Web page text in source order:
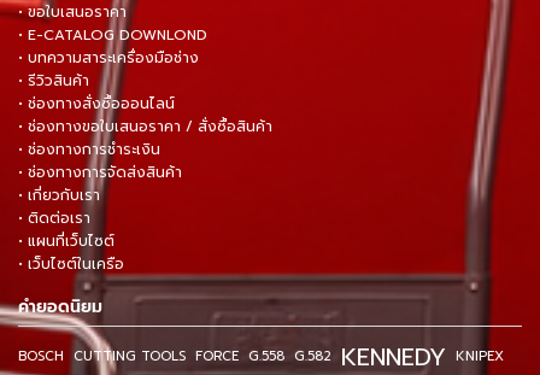
• ขอใบเสนอราคา
• E-CATALOG DOWNLOND
• บทความสาระเครื่องมือช่าง
• รีวิวสินค้า
• ช่องทางสั่งซื้อออนไลน์
• ช่องทางขอใบเสนอราคา / สั่งซื้อสินค้า
• ช่องทางการชำระเงิน
• ช่องทางการจัดส่งสินค้า
• เกี่ยวกับเรา
• ติดต่อเรา
• แผนที่เว็บไซต์
• เว็บไซต์ในเครือ
คำยอดนิยม
BOSCH CUTTING TOOLS FORCE G.558 G.582 KENNEDY KNIPEX